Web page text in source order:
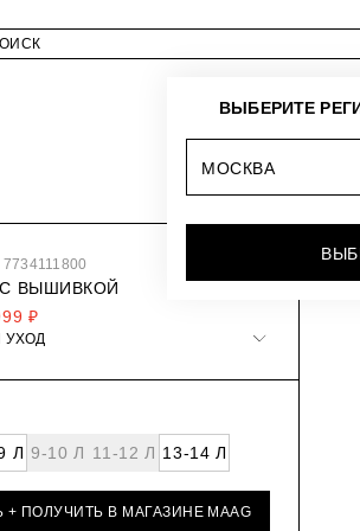
С ВЫШИВКОЙ
₽
УХОД
Л 9-10 Л 11-12 Л 13-14 Л
+ ПОЛУЧИТЬ В МАГАЗИНЕ MAAG
ВЫБЕРИТЕ
МОСКВА